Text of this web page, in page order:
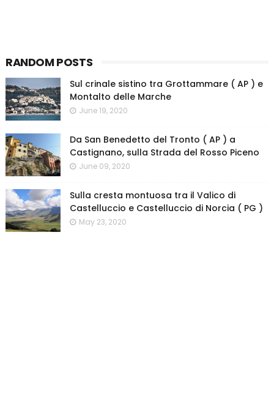
RANDOM POSTS
Sul crinale sistino tra Grottammare ( AP ) e
Montalto delle Marche
June 19, 2020
Da San Benedetto del Tronto ( AP ) a
Castignano, sulla Strada del Rosso Piceno
June 09, 2020
Sulla cresta montuosa tra il Valico di
Castelluccio e Castelluccio di Norcia ( PG )
May 23, 2020